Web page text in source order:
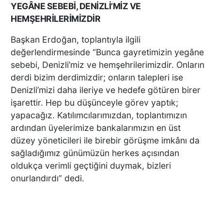
PAMUKKALE’DE RAMAZAN
BEREKETİ MAHALLE
MAHALLE YAYILIYOR
DTO’DAN İLK İFTAR
GELENEĞİ BOZULMADI
TÜRKİYE’DE BİR İLKE İMZA
ATTILAR
YEGÂNE SEBEBİ, DENİZLİ’MİZ VE
HEMŞEHRİLERİMİZDİR
Başkan Erdoğan, toplantıyla ilgili
değerlendirmesinde “Bunca gayretimizin yegâne
sebebi, Denizli’miz ve hemşehrilerimizdir. Onların
derdi bizim derdimizdir; onların talepleri ise
Denizli’mizi daha ileriye ve hedefe götüren birer
işarettir. Hep bu düşünceyle görev yaptık;
yapacağız. Katılımcılarımızdan, toplantımızın
ardından üyelerimize bankalarımızın en üst
düzey yöneticileri ile birebir görüşme imkânı da
sağladığımız günümüzün herkes açısından
oldukça verimli geçtiğini duymak, bizleri
onurlandırdı” dedi.